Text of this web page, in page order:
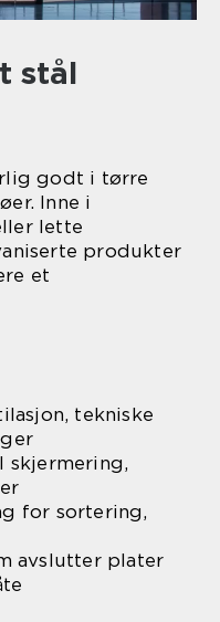
stål
godt i tørre
Inne i
lette
produkter
et
tekniske
skjermering,
for sortering,
avslutter plater